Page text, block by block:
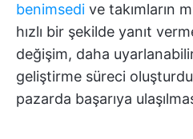
benimsedi ve takımların
hızlı bir şekilde yanıt
değişim, daha
geliştirme süreci
pazarda başarıya